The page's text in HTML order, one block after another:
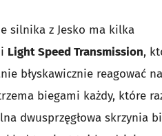
silnika z Jesko ma kilka
Light Speed Transmission,
błyskawicznie reagować
biegami każdy, które
dwusprzęgłowa skrzynia